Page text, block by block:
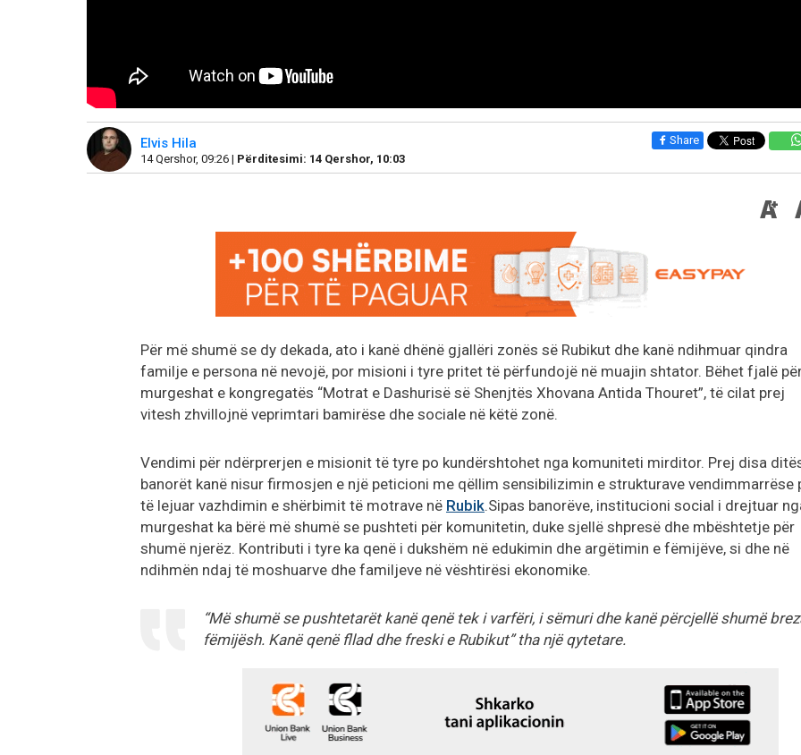
Elvis Hila
14 Qershor, 09:26 | Përditesimi: 14 Qershor, 10:03
Share
Për më shumë se dy dekada, ato i kanë dhënë gjallëri zonës së Rubikut dhe kanë ndihmuar qindra
familje e persona në nevojë, por misioni i tyre pritet të përfundojë në muajin shtator. Bëhet fjalë
murgeshat e kongregatës “Motrat e Dashurisë së Shenjtës Xhovana Antida Thouret”, të cilat prej
vitesh zhvillojnë veprimtari bamirëse dhe sociale në këtë zonë.
Vendimi për ndërprerjen e misionit të tyre po kundërshtohet nga komuniteti mirditor. Prej disa
banorët kanë nisur firmosjen e një peticioni me qëllim sensibilizimin e strukturave vendimmarrëse
të lejuar vazhdimin e shërbimit të motrave në Rubik.Sipas banorëve, institucioni social i drejtuar
murgeshat ka bërë më shumë se pushteti për komunitetin, duke sjellë shpresë dhe mbështetje për
shumë njerëz. Kontributi i tyre ka qenë i dukshëm në edukimin dhe argëtimin e fëmijëve, si dhe në
ndihmën ndaj të moshuarve dhe familjeve në vështirësi ekonomike.
“Më shumë se pushtetarët kanë qenë tek i varfëri, i sëmuri dhe kanë përcjellë shumë
fëmijësh. Kanë qenë fllad dhe freski e Rubikut” tha një qytetare.